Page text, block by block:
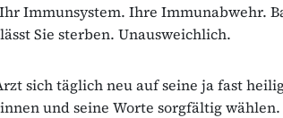
Immunsystem. Ihre Immunabwehr.
Sie sterben. Unausweichlich.
sich täglich neu auf seine ja fast
und seine Worte sorgfältig